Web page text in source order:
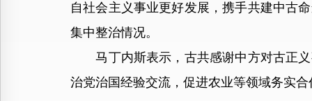
自社会主义事业更好发展，携手共建中古
集中整治情况。
马丁内斯表示，古共感谢中方对古正义
治党治国经验交流，促进农业等领域务实